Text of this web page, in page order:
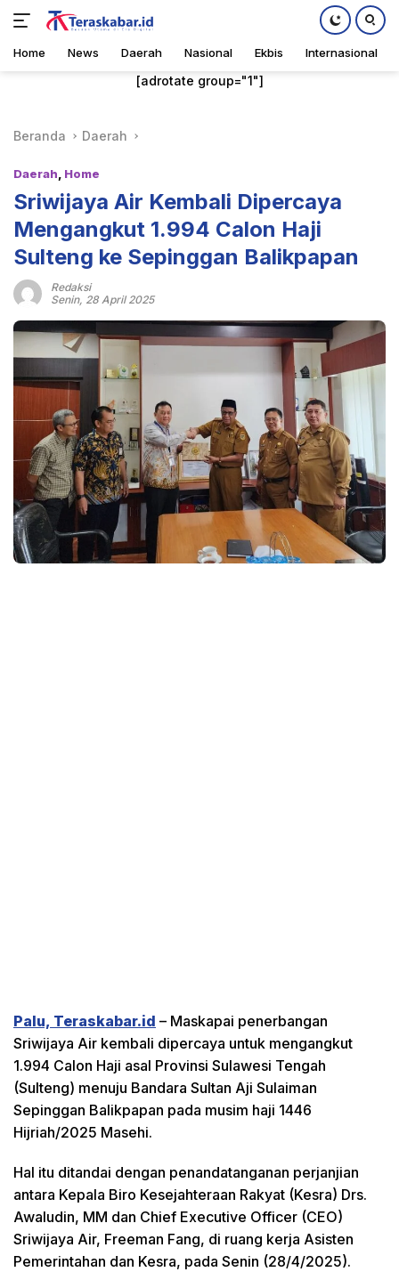
Home News Daerah Nasional Ekbis Internasional
[adrotate group="1"]
Beranda Daerah
Daerah Home
Sriwijaya Air Kembali Dipercaya
Mengangkut 1.994 Calon Haji
Sulteng ke Sepinggan Balikpapan
Redaksi
Senin, 28 April 2025
Palu, Teraskabar.id – Maskapai penerbangan
Sriwijaya Air kembali dipercaya untuk mengangkut
1.994 Calon Haji asal Provinsi Sulawesi Tengah
(Sulteng) menuju Bandara Sultan Aji Sulaiman
Sepinggan Balikpapan pada musim haji 1446
Hijriah/2025 Masehi.
Hal itu ditandai dengan penandatanganan perjanjian
antara Kepala Biro Kesejahteraan Rakyat (Kesra) Drs.
Awaludin, MM dan Chief Executive Officer (CEO)
Sriwijaya Air, Freeman Fang, di ruang kerja Asisten
Pemerintahan dan Kesra, pada Senin (28/4/2025).